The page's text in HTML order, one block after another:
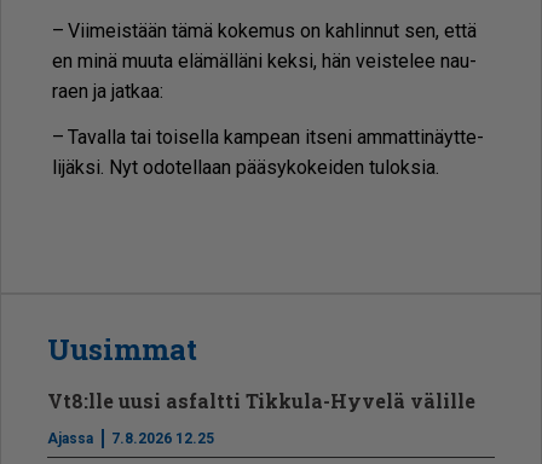
– Vii­meis­tään tämä ko­ke­mus on kah­lin­nut sen, et­tä
en minä muu­ta elä­mäl­lä­ni kek­si, hän veis­te­lee nau­
ra­en ja jat­kaa:
– Ta­val­la tai toi­sel­la kam­pe­an it­se­ni am­mat­ti­näyt­te­
li­jäk­si. Nyt odo­tel­laan pää­sy­ko­kei­den tu­lok­sia.
Uusimmat
Vt8:lle uusi asfaltti Tikkula-Hyvelä välille
Ajassa 7.8.2026 12.25